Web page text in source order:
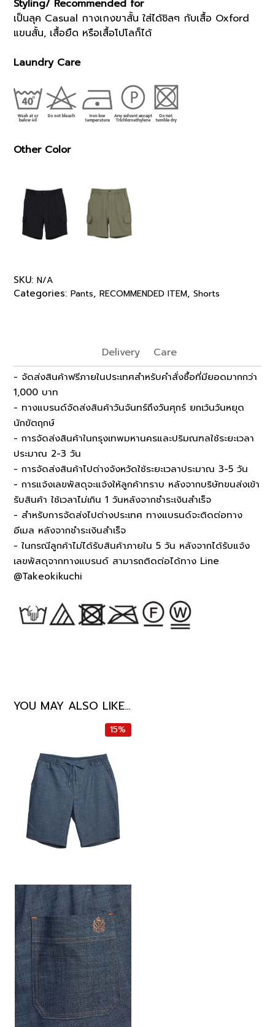
Styling/ Recommended for
เป็นลุค Casual กางเกงขาสั้น ใส่ได้ชิลๆ กับเสื้อ Oxford
แขนสั้น, เสื้อยืด หรือเสื้อโปโลก็ได้
Laundry Care
Other Color
SKU: N/A
Categories: Pants, RECOMMENDED ITEM, Shorts
Delivery Care
- จัดส่งสินค้าฟรีภายในประเทศสำหรับคำสั่งซื้อที่มียอดมากกว่า
1,000 บาท
- ทางแบรนด์จัดส่งสินค้าวันจันทร์ถึงวันศุกร์ ยกเว้นวันหยุด
นักขัตฤกษ์
- การจัดส่งสินค้าในกรุงเทพมหานครและปริมณฑลใช้ระยะเวลา
ประมาณ 2-3 วัน
- การจัดส่งสินค้าไปต่างจังหวัดใช้ระยะเวลาประมาณ 3-5 วัน
- การแจ้งเลขพัสดุจะแจ้งให้ลูกค้าทราบ หลังจากบริษัทขนส่งเข้า
รับสินค้า ใช้เวลาไม่เกิน 1 วันหลังจากชำระเงินสำเร็จ
- สำหรับการจัดส่งไปต่างประเทศ ทางแบรนด์จะติดต่อทาง
อีเมล หลังจากชำระเงินสำเร็จ
- ในกรณีลูกค้าไม่ได้รับสินค้าภายใน 5 วัน หลังจากได้รับแจ้ง
เลขพัสดุจากทางแบรนด์ สามารถติดต่อได้ทาง Line
@Takeokikuchi
YOU MAY ALSO LIKE…
15%